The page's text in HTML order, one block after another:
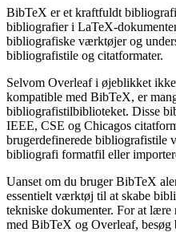
BibTeX er et kraftfuldt
bibliografier i LaTeX-
bibliografiske værktøjer og
bibliografistile og citatformater.
Selvom Overleaf i øjeblikket
kompatible med BibTeX, er
bibliografistilbiblioteket. Disse
IEEE, CSE og Chicagos
brugerdefinerede bibliografistile
bibliografi formatfil eller
Uanset om du bruger BibTeX
essentielt værktøj til at skabe
tekniske dokumenter. For at
med BibTeX og Overleaf, besøg